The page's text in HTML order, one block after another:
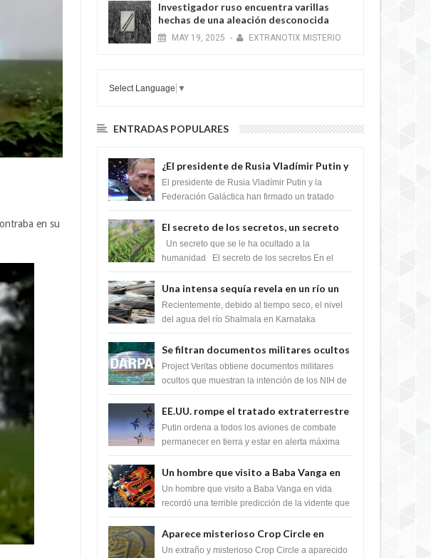
en su
Investigador ruso encuentra varillas
hechas de una aleación desconocida
MAY 19, 2025 - EXTRANOTIX MISTERIO
Select Language ▼
ENTRADAS POPULARES
¿El presidente de Rusia Vladímir Putin y
la Federación Galactica han firmado un
tratado para acabar con los Sionistas?
El presidente de Rusia Vladímir Putin y la
Federación Galáctica han firmado un tratado
Si...
El secreto de los secretos, un secreto
que cambiaría por completo el destino
de la humanidad
Un secreto que se le ha ocultado a la
humanidad El secreto de los secretos En el
m...
Una intensa sequía revela en un río un
impresionante hallazgo de miles de
Shiva Lingas
Recientemente, debido al tiempo seco, el nivel
del agua del río Shalmala en Karnataka
Shiv...
Se filtran documentos militares ocultos
que muestran la intención de los NIH de
crear el SARS-CoV-2, utilizando la
Project Veritas obtiene documentos militares
ocultos que muestran la intención de los NIH de
EE.UU. rompe el tratado extraterrestre
y se prepara para destruir el misterioso
satélite "Caballero Negro"
Putin ordena a todos los aviones de combate
permanecer en tierra y estar en alerta máxima
el ...
Un hombre que visito a Baba Vanga en
vida recordó la terrible predicción de la
vidente para febrero de 2022.
Un hombre que visito a Baba Vanga en vida
recordó una terrible predicción de la vidente que
pron...
Aparece misterioso Crop Circle en
Reino Unido 23 de junio 2016
Un extraño y misterioso Crop Circle a aparecido